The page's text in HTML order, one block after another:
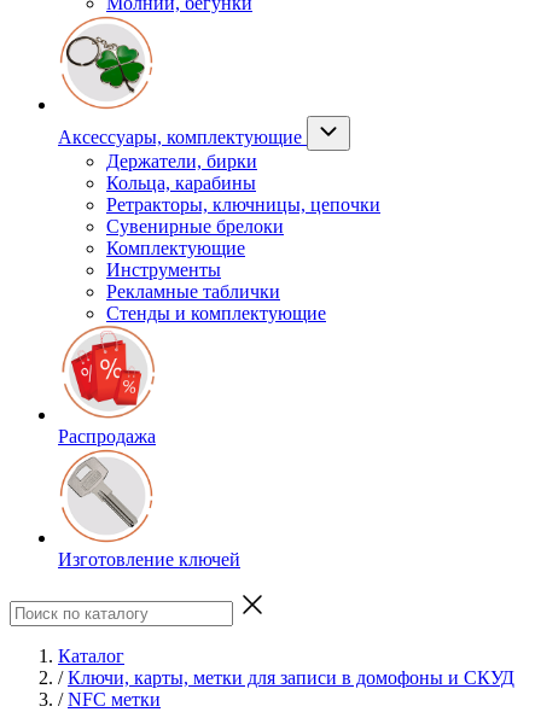
Аксессуары, комплектующие
Держатели, бирки
Кольца, карабины
Ретракторы, ключницы, цепочки
Сувенирные брелоки
Комплектующие
Инструменты
Рекламные таблички
Стенды и комплектующие
Распродажа
Изготовление ключей
Каталог
/ Ключи, карты, метки для записи в домофоны и СКУД
/ NFC метки